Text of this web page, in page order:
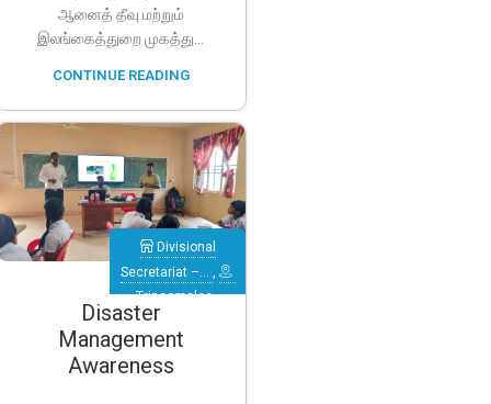
ஆனைத் தீவு மற்றும்
இலங்கைத்துறை முகத்து...
CONTINUE READING
Disaster
Management
Awareness
Divisional
Secretariat –… ,
Trincomalee ,
Verugal
(Eachchilampattu)